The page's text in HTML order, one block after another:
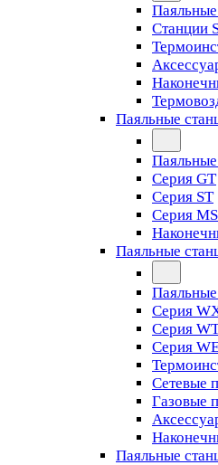
Станции
Паяльные
Серия GT
Серия ST
Серия MS
Паяльные
Серия
Серия
Серия
Сетевые
Газовые
Паяльные